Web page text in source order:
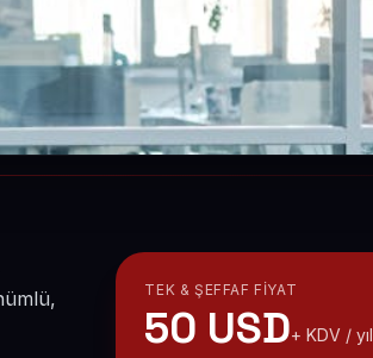
TEK & ŞEFFAF FIYAT
50 USD+ KDV / yıl